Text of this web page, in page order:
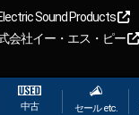
中古 セール etc.
Sound Products
会社イー・エス・ピー
営】BIGBOSS オンライン
ベース). All rights reserved.